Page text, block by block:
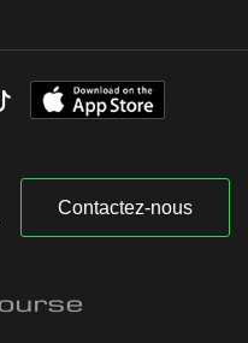
Contactez-nous